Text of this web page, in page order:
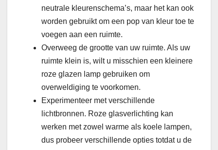
neutrale kleurenschema’s, maar het kan ook
worden gebruikt om een ​​pop van kleur toe te
voegen aan een ruimte.
Overweeg de grootte van uw ruimte. Als uw
ruimte klein is, wilt u misschien een kleinere
roze glazen lamp gebruiken om
overweldiging te voorkomen.
Experimenteer met verschillende
lichtbronnen. Roze glasverlichting kan
werken met zowel warme als koele lampen,
dus probeer verschillende opties totdat u de